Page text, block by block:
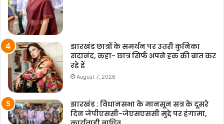
झारखंड छात्रों के समर्थन पर उतरी कुनिका
सदानंद, कहा- छात्र सिर्फ अपने हक की बात कर
रहे हैं
August 7, 2026
झारखंड : विधानसभा के मानसून सत्र के दूसरे
दिन जेपीएससी-जेएसएससी मुद्दे पर हंगामा,